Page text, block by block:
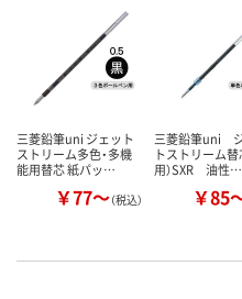
三菱鉛筆uni ジェット
ストリーム多色・多機
能用替芯 紙パッ…
￥77～（税込）
三菱鉛筆uni
トストリーム
用）SXR 油性…
￥85